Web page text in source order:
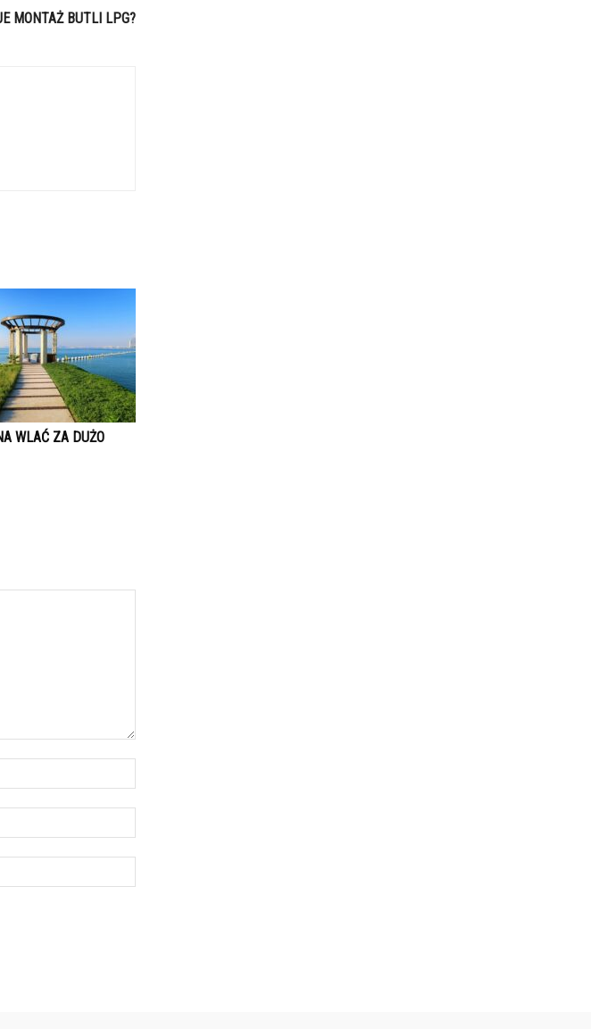
MONTAŻ BUTLI LPG?
WLAĆ ZA DUŻO